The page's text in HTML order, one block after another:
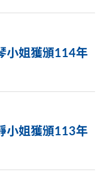
小姐獲頒114年
小姐獲頒113年